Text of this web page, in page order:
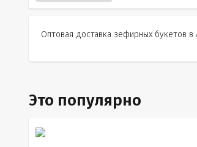
Оптовая доставка зефирных букетов в
Это популярно